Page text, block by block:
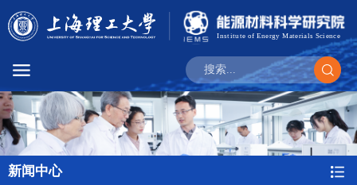
新闻中心